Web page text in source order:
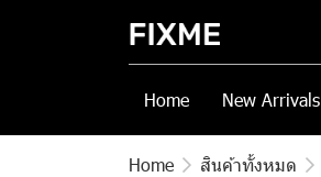
Home New Arrivals
Home สินค้าทั้งหมด